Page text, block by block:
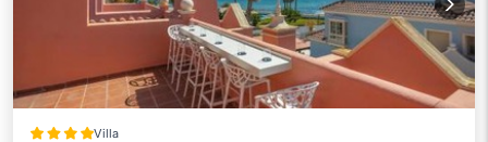
Villa